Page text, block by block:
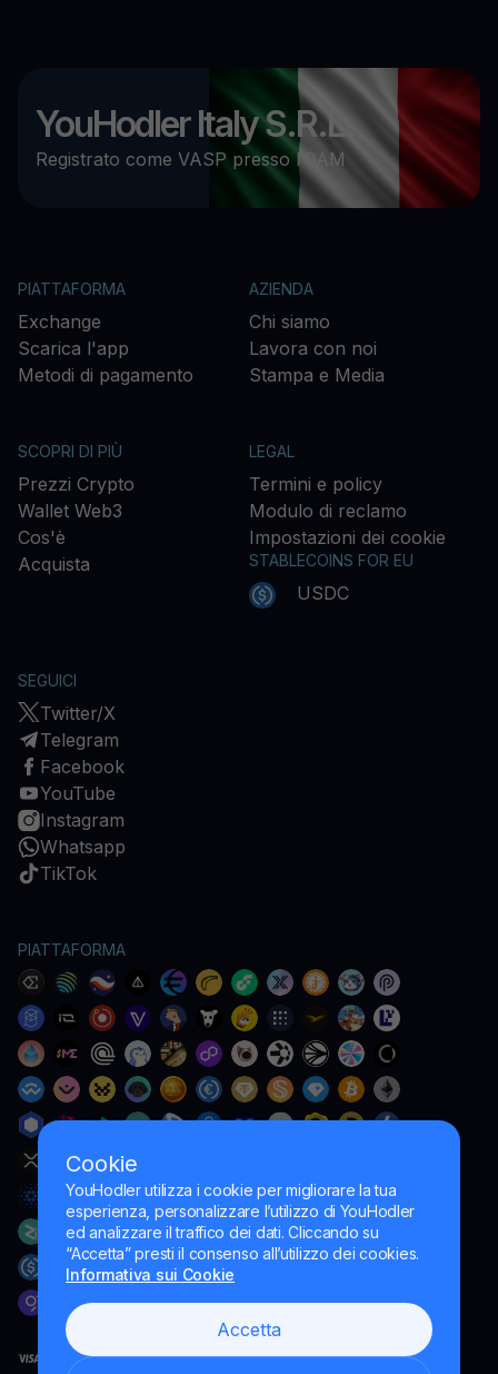
Cookie
YouHodler utilizza i cookie per migliorare la tua
esperienza, personalizzare l’utilizzo di YouHodler
ed analizzare il traffico dei dati. Cliccando su
“Accetta” presti il consenso all’utilizzo dei cookies.
Informativa sui Cookie
Accetta
YouHodler Italy S.R.L.
Registrato come VASP presso l’OAM
PIATTAFORMA
Exchange
Scarica l'app
Metodi di pagamento
AZIENDA
Chi siamo
Lavora con noi
Stampa e Media
SCOPRI DI PIÙ
Prezzi Crypto
Wallet Web3
Cos'è
Acquista
LEGAL
Termini e policy
Modulo di reclamo
Impostazioni dei cookie
STABLECOINS FOR EU
USDC
SEGUICI
Twitter/X
Telegram
Facebook
YouTube
Instagram
Whatsapp
TikTok
PIATTAFORMA